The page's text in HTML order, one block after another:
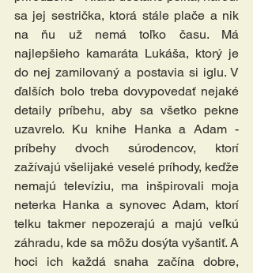
sa jej sestrička, ktorá stále plače a nik
na ňu už nemá toľko času. Má
najlepšieho kamaráta Lukáša, ktorý je
do nej zamilovaný a postavia si iglu. V
ďalších bolo treba dovypovedať nejaké
detaily príbehu, aby sa všetko pekne
uzavrelo. Ku knihe Hanka a Adam -
príbehy dvoch súrodencov, ktorí
zažívajú všelijaké veselé príhody, keďže
nemajú televíziu, ma inšpirovali moja
neterka Hanka a synovec Adam, ktorí
telku takmer nepozerajú a majú veľkú
záhradu, kde sa môžu dosýta vyšantiť. A
hoci ich každá snaha začína dobre,